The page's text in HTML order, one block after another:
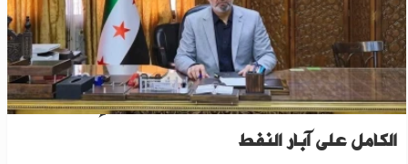
محافظ دير الزور: وزارة الطاقة ستتولى الإشراف
الكامل على آبار النفط